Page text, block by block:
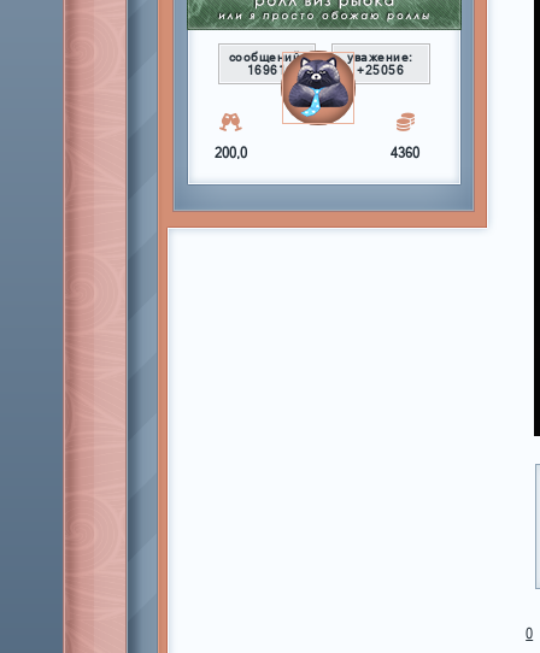
сообщений:
16961
уважение:
+25056
200,0 4360
0